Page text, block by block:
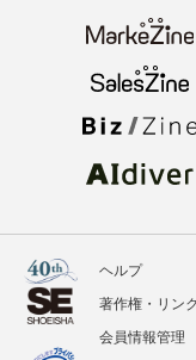
ヘルプ
著作権・リンク
会員情報管理